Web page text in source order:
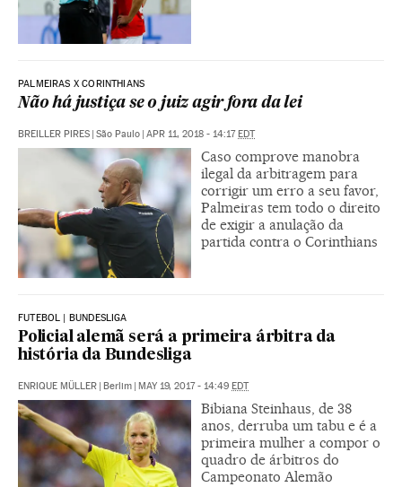
PALMEIRAS X CORINTHIANS
Não há justiça se o juiz agir fora da lei
BREILLER PIRES São Paulo APR 11, 2018 - 14:17 EDT
Caso comprove manobra
ilegal da arbitragem para
corrigir um erro a seu favor,
Palmeiras tem todo o direito
de exigir a anulação da
partida contra o Corinthians
FUTEBOL | BUNDESLIGA
Policial alemã será a primeira árbitra da
história da Bundesliga
ENRIQUE MÜLLER | Berlim | MAY 19, 2017 - 14:49 EDT
Bibiana Steinhaus, de 38
anos, derruba um tabu e é a
primeira mulher a compor o
quadro de árbitros do
Campeonato Alemão